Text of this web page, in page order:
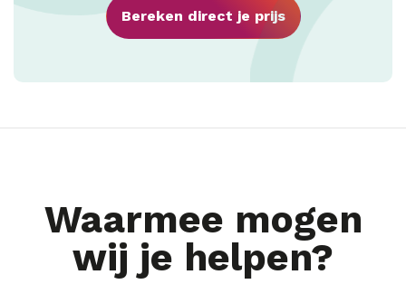
Bereken direct je prijs
Waarmee mogen
wij je helpen?